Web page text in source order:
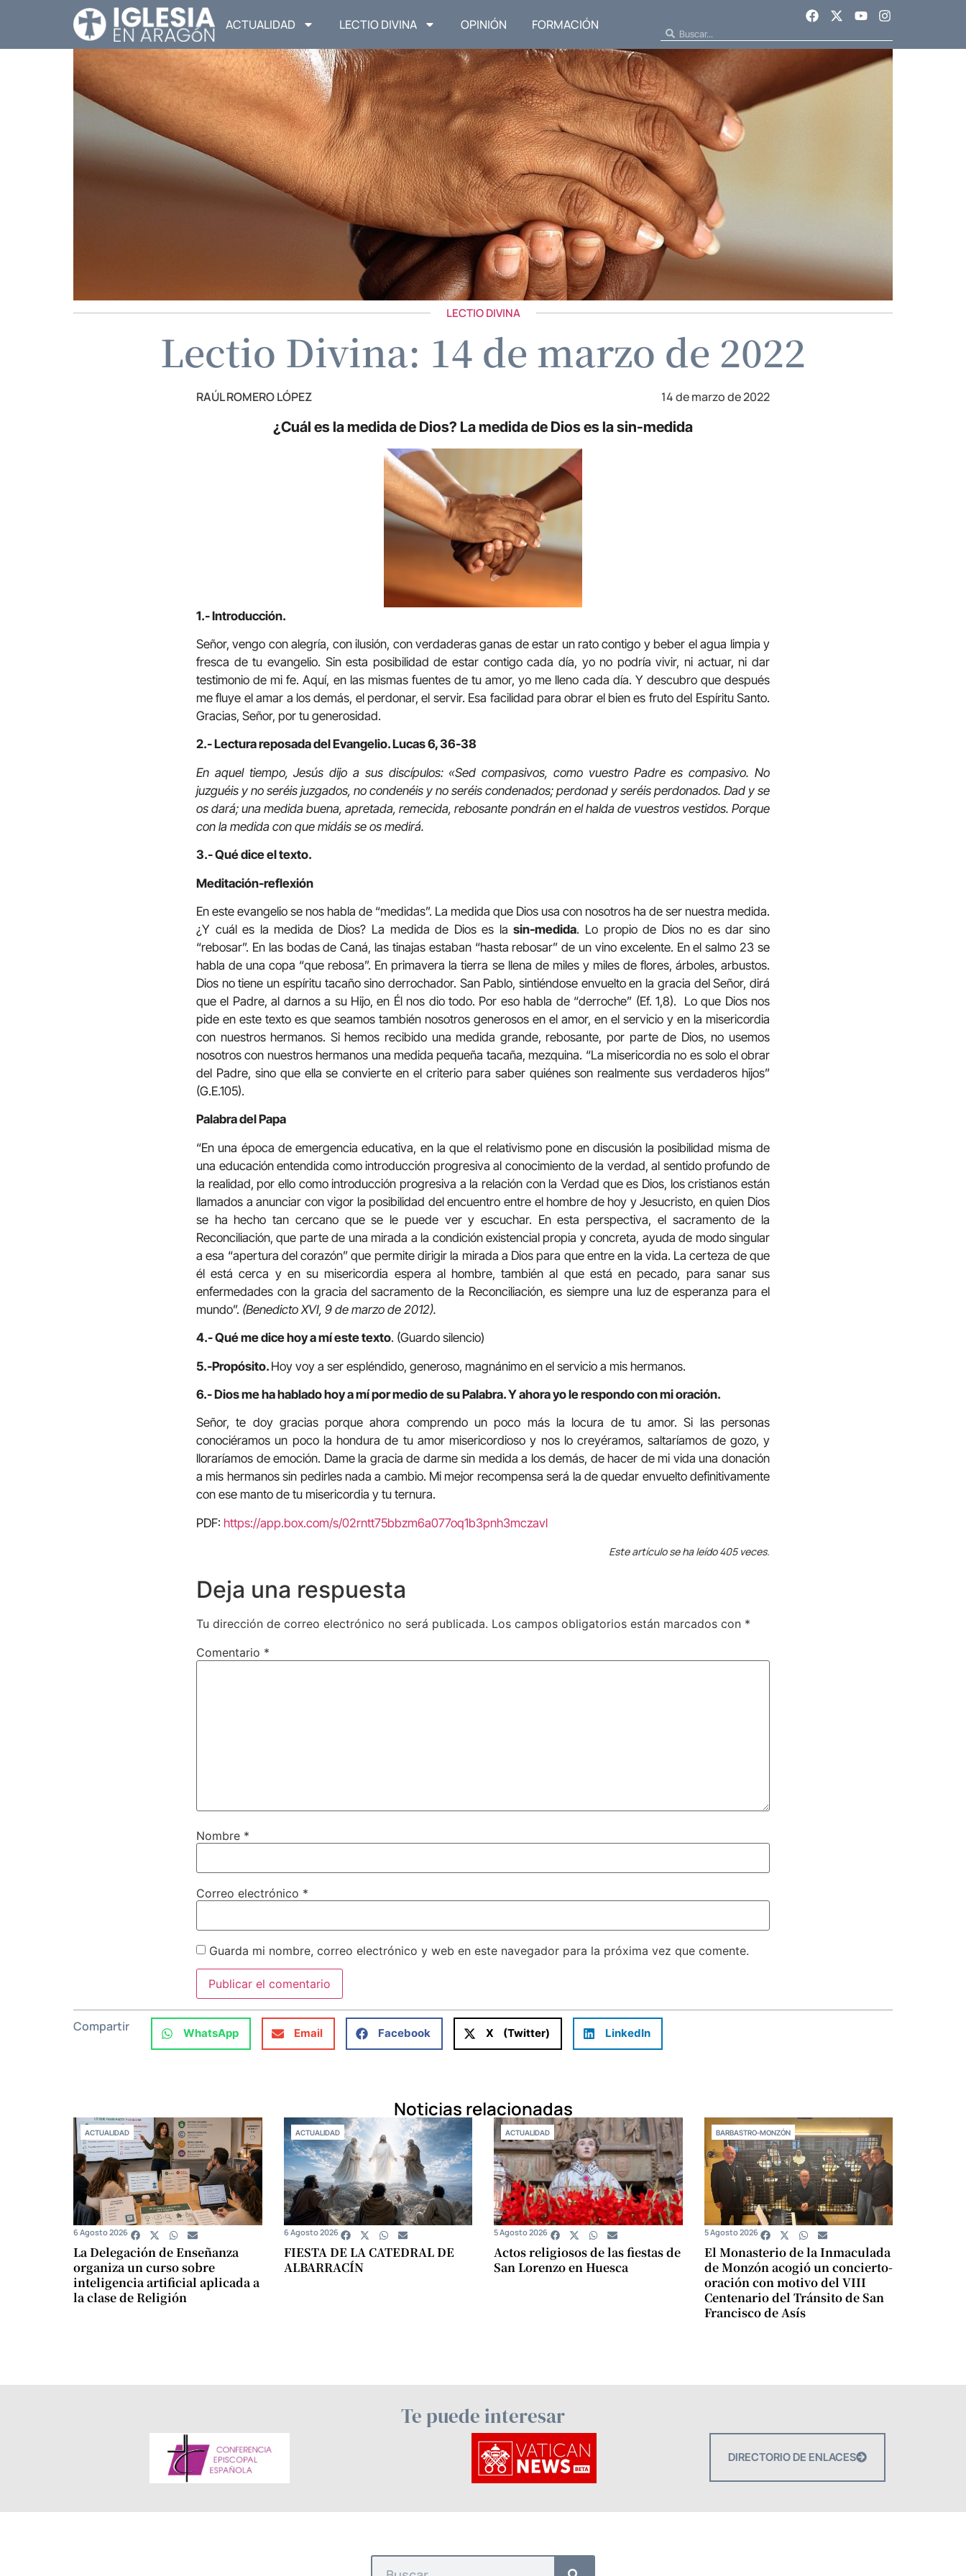
ACTUALIDAD LECTIO DIVINA OPINIÓN FORMACIÓN
LECTIO DIVINA
Lectio Divina: 14 de marzo de 2022
RAÚL ROMERO LÓPEZ 14 de marzo de 2022
¿Cuál es la medida de Dios? La medida de Dios es la sin-medida
1.- Introducción.
Señor, vengo con alegría, con ilusión, con verdaderas ganas de estar un rato contigo y beber el agua limpia y
fresca de tu evangelio. Sin esta posibilidad de estar contigo cada día, yo no podría vivir, ni actuar, ni dar
testimonio de mi fe. Aquí, en las mismas fuentes de tu amor, yo me lleno cada día. Y descubro que después
me fluye el amar a los demás, el perdonar, el servir. Esa facilidad para obrar el bien es fruto del Espíritu Santo.
Gracias, Señor, por tu generosidad.
2.- Lectura reposada del Evangelio. Lucas 6, 36-38
En aquel tiempo, Jesús dijo a sus discípulos: «Sed compasivos, como vuestro Padre es compasivo. No
juzguéis y no seréis juzgados, no condenéis y no seréis condenados; perdonad y seréis perdonados. Dad y se
os dará; una medida buena, apretada, remecida, rebosante pondrán en el halda de vuestros vestidos. Porque
con la medida con que midáis se os medirá.
3.- Qué dice el texto.
Meditación-reflexión
En este evangelio se nos habla de “medidas”. La medida que Dios usa con nosotros ha de ser nuestra medida.
¿Y cuál es la medida de Dios? La medida de Dios es lasin-medida. Lo propio de Dios no es dar sino
“rebosar”. En las bodas de Caná, las tinajas estaban “hasta rebosar” de un vino excelente. En el salmo 23 se
habla de una copa “que rebosa”. En primavera la tierra se llena de miles y miles de flores, árboles, arbustos.
Dios no tiene un espíritu tacaño sino derrochador. San Pablo, sintiéndose envuelto en la gracia del Señor, dirá
que el Padre, al darnos a su Hijo, en Él nos dio todo. Por eso habla de “derroche” (Ef. 1,8). Lo que Dios nos
pide en este texto es que seamos también nosotros generosos en el amor, en el servicio y en la misericordia
con nuestros hermanos. Si hemos recibido una medida grande, rebosante, por parte de Dios, no usemos
nosotros con nuestros hermanos una medida pequeña tacaña, mezquina. “La misericordia no es solo el obrar
del Padre, sino que ella se convierte en el criterio para saber quiénes son realmente sus verdaderos hijos”
(G.E.105).
Palabra del Papa
“En una época de emergencia educativa, en la que el relativismo pone en discusión la posibilidad misma de
una educación entendida como introducción progresiva al conocimiento de la verdad, al sentido profundo de
la realidad, por ello como introducción progresiva a la relación con la Verdad que es Dios, los cristianos están
llamados a anunciar con vigor la posibilidad del encuentro entre el hombre de hoy y Jesucristo, en quien Dios
se ha hecho tan cercano que se le puede ver y escuchar. En esta perspectiva, el sacramento de la
Reconciliación, que parte de una mirada a la condición existencial propia y concreta, ayuda de modo singular
a esa “apertura del corazón” que permite dirigir la mirada a Dios para que entre en la vida. La certeza de que
él está cerca y en su misericordia espera al hombre, también al que está en pecado, para sanar sus
enfermedades con la gracia del sacramento de la Reconciliación, es siempre una luz de esperanza para el
mundo”. (Benedicto XVI, 9 de marzo de 2012).
4.- Qué me dice hoy a mí este texto. (Guardo silencio)
5.-Propósito. Hoy voy a ser espléndido, generoso, magnánimo en el servicio a mis hermanos.
6.- Dios me ha hablado hoy a mí por medio de su Palabra. Y ahora yo le respondo con mi oración.
Señor, te doy gracias porque ahora comprendo un poco más la locura de tu amor. Si las personas
conociéramos un poco la hondura de tu amor misericordioso y nos lo creyéramos, saltaríamos de gozo, y
lloraríamos de emoción. Dame la gracia de darme sin medida a los demás, de hacer de mi vida una donación
a mis hermanos sin pedirles nada a cambio. Mi mejor recompensa será la de quedar envuelto definitivamente
con ese manto de tu misericordia y tu ternura.
PDF: https://app.box.com/s/02rntt75bbzm6a077oq1b3pnh3mczavl
Este artículo se ha leído 405 veces.
Deja una respuesta
Tu dirección de correo electrónico no será publicada. Los campos obligatorios están marcados con *
Comentario *
Nombre *
Correo electrónico *
Guarda mi nombre, correo electrónico y web en este navegador para la próxima vez que comente.
Compartir WhatsApp Email Facebook X (Twitter) LinkedIn
Noticias relacionadas
ACTUALIDAD
La Delegación de Enseñanza
organiza un curso sobre
inteligencia artificial aplicada a
la clase de Religión
6 Agosto 2026
ACTUALIDAD
FIESTA DE LA CATEDRAL DE
ALBARRACÍN
6 Agosto 2026
ACTUALIDAD
Actos religiosos de las fiestas de
San Lorenzo en Huesca
5 Agosto 2026
BARBASTRO-MONZÓN
El Monasterio de la Inmaculada
de Monzón acogió un concierto-
oración con motivo del VIII
Centenario del Tránsito de San
Francisco de Asís
5 Agosto 2026
Te puede interesar
DIRECTORIO DE ENLACES